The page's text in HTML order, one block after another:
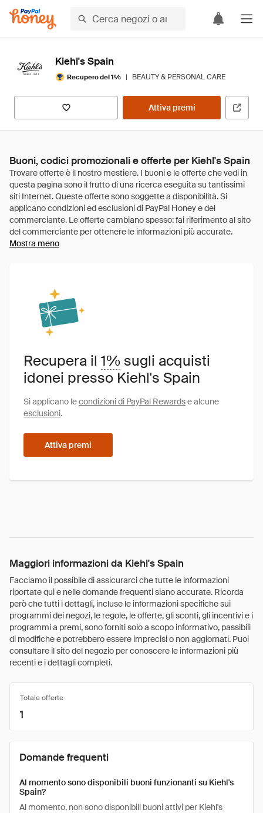
Kiehl's Spain
Recupero del 1% | BEAUTY & PERSONAL CARE
Attiva premi
Buoni, codici promozionali e offerte per Kiehl's Spain
Mostra meno
Recupera il 1% sugli acquisti
idonei presso Kiehl's Spain
Si applicano lecondizioni di PayPal Rewardse alcune
esclusioni.
Attiva premi
Maggiori informazioni da Kiehl's Spain
Facciamo il possibile di assicurarci che tutte le informazioni
riportate qui e nelle domande frequenti siano accurate. Ricorda
però che tutti i dettagli, incluse le informazioni specifiche sui
programmi dei negozi, le regole, le offerte, gli sconti, gli incentivi e i
programmi a premi, sono forniti solo a scopo informativo, passibili
di modifiche e potrebbero essere imprecisi o non aggiornati. Puoi
consultare il sito del negozio per conoscere le informazioni più
recenti e i dettagli completi.
Totale offerte
1
Domande frequenti
Al momento sono disponibili buoni funzionanti su Kiehl's
Spain?
Al momento, non sono disponibili buoni attivi per Kiehl's